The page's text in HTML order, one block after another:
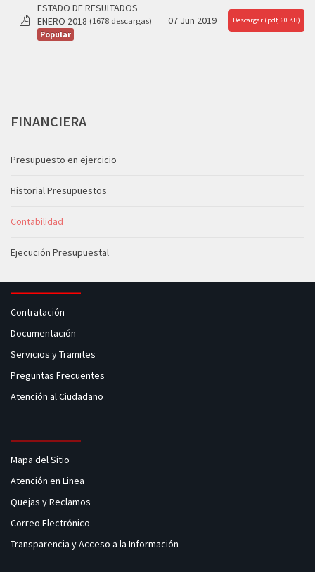
pdf
ESTADO DE RESULTADOS
ENERO 2018 (1678 descargas)
Popular
07 Jun 2019 Descargar (pdf, 60 KB)
FINANCIERA
Presupuesto en ejercicio
Historial Presupuestos
Contabilidad
Ejecución Presupuestal
Contratación
Documentación
Servicios y Tramites
Preguntas Frecuentes
Atención al Ciudadano
Mapa del Sitio
Atención en Linea
Quejas y Reclamos
Correo Electrónico
Transparencia y Acceso a la Información